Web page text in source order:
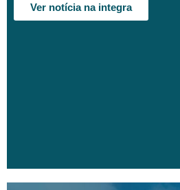
Ver notícia na integra